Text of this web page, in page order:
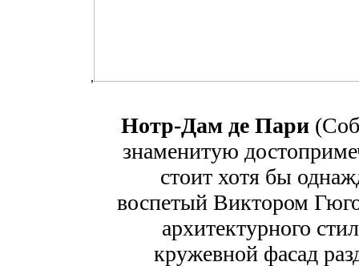
,
Нотр-Дам де Пари
знаменитую
стоит хотя бы
воспетый Виктором
архитектурного
кружевной фасад